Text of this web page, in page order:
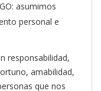
asumimos
personal e
responsabilidad,
amabilidad,
que nos